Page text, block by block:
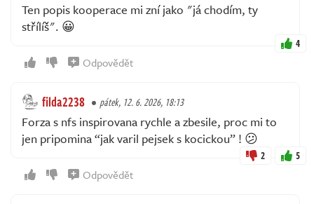
Ten popis kooperace mi zní jako "já chodím, ty
střílíš". 😀
4
Odpovědět
filda2238 pátek, 12. 6. 2026, 18:13
Forza s nfs inspirovana rychle a zbesile, proc mi to
jen pripomina “jak varil pejsek s kocickou” ! 😕
2 5
Odpovědět